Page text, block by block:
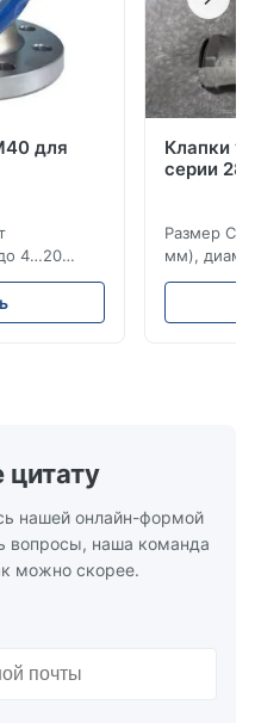
для
4…20
Клапки
серии
Размер
мм),
(15–20 мм)
ANSI
цитату
нашей онлайн-формой
вопросы, наша команда
можно скорее.